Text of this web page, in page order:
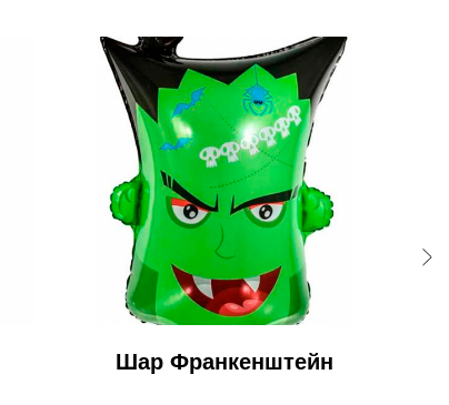
Шар Франкенштейн